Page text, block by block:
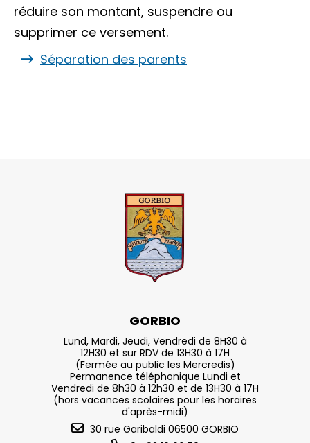
réduire son montant, suspendre ou
supprimer ce versement.
Séparation des parents
GORBIO
Lund, Mardi, Jeudi, Vendredi de 8H30 à
12H30 et sur RDV de 13H30 à 17H
(Fermée au public les Mercredis)
Permanence téléphonique Lundi et
Vendredi de 8h30 à 12h30 et de 13H30 à 17H
(hors vacances scolaires pour les horaires
d'après-midi)
30 rue Garibaldi 06500 GORBIO